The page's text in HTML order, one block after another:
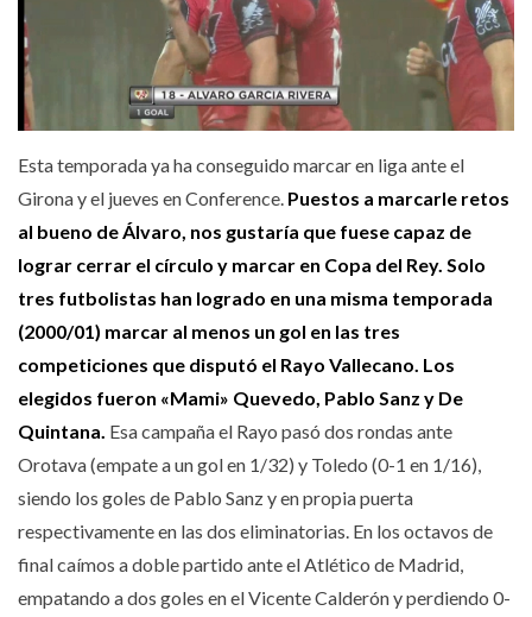
Esta temporada ya ha conseguido marcar en liga ante el
Girona y el jueves en Conference. Puestos a marcarle retos
al bueno de Álvaro, nos gustaría que fuese capaz de
lograr cerrar el círculo y marcar en Copa del Rey. Solo
tres futbolistas han logrado en una misma temporada
(2000/01) marcar al menos un gol en las tres
competiciones que disputó el Rayo Vallecano. Los
elegidos fueron «Mami» Quevedo, Pablo Sanz y De
Quintana. Esa campaña el Rayo pasó dos rondas ante
Orotava (empate a un gol en 1/32) y Toledo (0-1 en 1/16),
siendo los goles de Pablo Sanz y en propia puerta
respectivamente en las dos eliminatorias. En los octavos de
final caímos a doble partido ante el Atlético de Madrid,
empatando a dos goles en el Vicente Calderón y perdiendo 0-